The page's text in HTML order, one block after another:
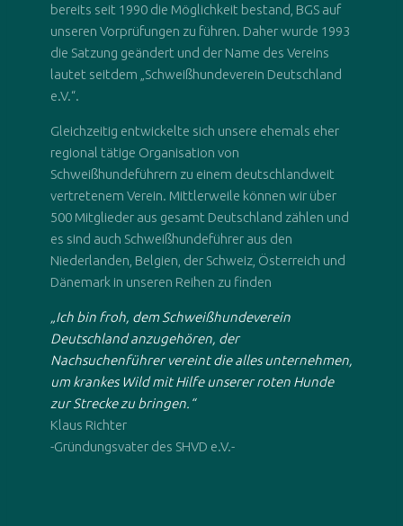
bereits seit 1990 die Möglichkeit bestand, BGS auf
unseren Vorprüfungen zu führen. Daher wurde 1993
die Satzung geändert und der Name des Vereins
lautet seitdem „Schweißhundeverein Deutschland
e.V.“.
Gleichzeitig entwickelte sich unsere ehemals eher
regional tätige Organisation von
Schweißhundeführern zu einem deutschlandweit
vertretenem Verein. Mittlerweile können wir über
500 Mitglieder aus gesamt Deutschland zählen und
es sind auch Schweißhundeführer aus den
Niederlanden, Belgien, der Schweiz, Österreich und
Dänemark in unseren Reihen zu finden
„Ich bin froh, dem Schweißhundeverein
Deutschland anzugehören, der
Nachsuchenführer vereint die alles unternehmen,
um krankes Wild mit Hilfe unserer roten Hunde
zur Strecke zu bringen.“
Klaus Richter
-Gründungsvater des SHVD e.V.-